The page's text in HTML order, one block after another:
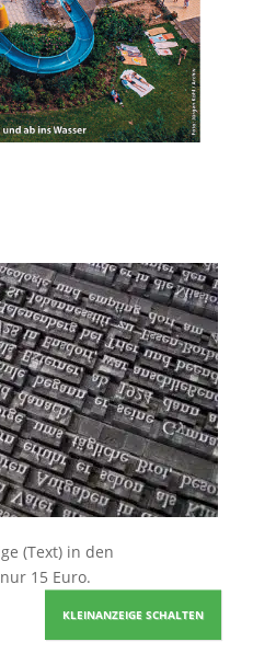
(Text) in den
15 Euro.
KLEINANZEIGE SCHALTEN